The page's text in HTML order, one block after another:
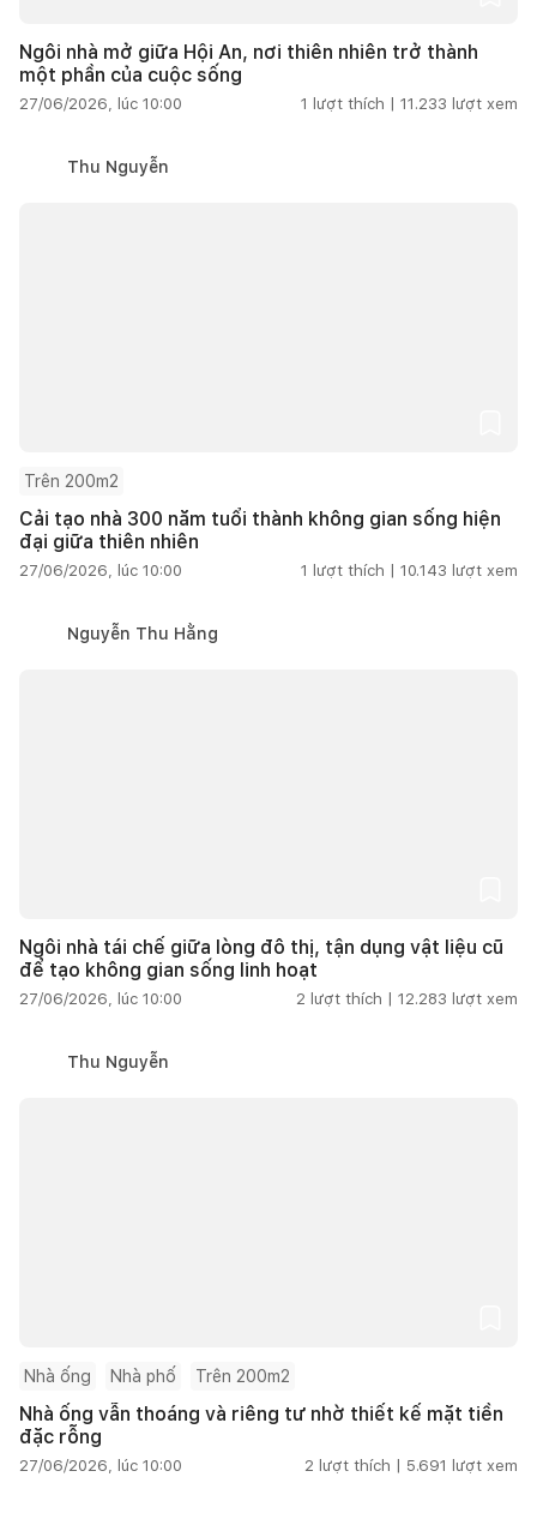
Ngôi nhà mở giữa Hội An, nơi thiên nhiên trở thành
một phần của cuộc sống
27/06/2026, lúc 10:00 1 lượt thích | 11.233 lượt xem
Thu Nguyễn
Trên 200m2
Cải tạo nhà 300 năm tuổi thành không gian sống hiện
đại giữa thiên nhiên
27/06/2026, lúc 10:00 1 lượt thích | 10.143 lượt xem
Nguyễn Thu Hằng
Ngôi nhà tái chế giữa lòng đô thị, tận dụng vật liệu cũ
để tạo không gian sống linh hoạt
27/06/2026, lúc 10:00 2 lượt thích | 12.283 lượt xem
Thu Nguyễn
Nhà ống Nhà phố Trên 200m2
Nhà ống vẫn thoáng và riêng tư nhờ thiết kế mặt tiền
đặc rỗng
27/06/2026, lúc 10:00 2 lượt thích | 5.691 lượt xem